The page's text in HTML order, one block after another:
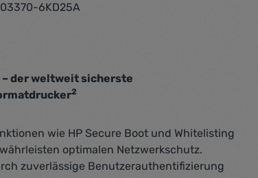
6KD25A
– der weltweit sicherste
2
wie HP Secure Boot und Whitelisting
optimalen Netzwerkschutz.
zuverlässige Benutzerauthentifizierung